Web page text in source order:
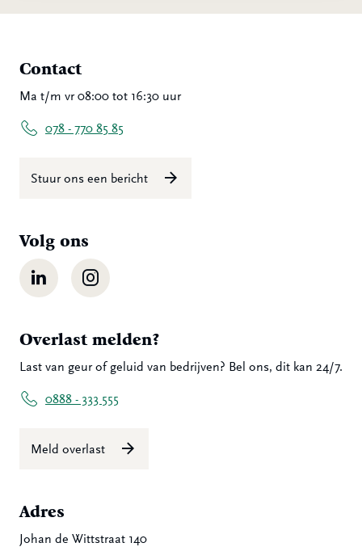
Contact
Ma t/m vr 08:00 tot 16:30 uur
078 - 770 85 85
Stuur ons een bericht
Volg ons
LinkedIn Instagram
Overlast melden?
Last van geur of geluid van bedrijven? Bel ons, dit kan 24/7.
0888 - 333 555
Meld overlast
Adres
Johan de Wittstraat 140